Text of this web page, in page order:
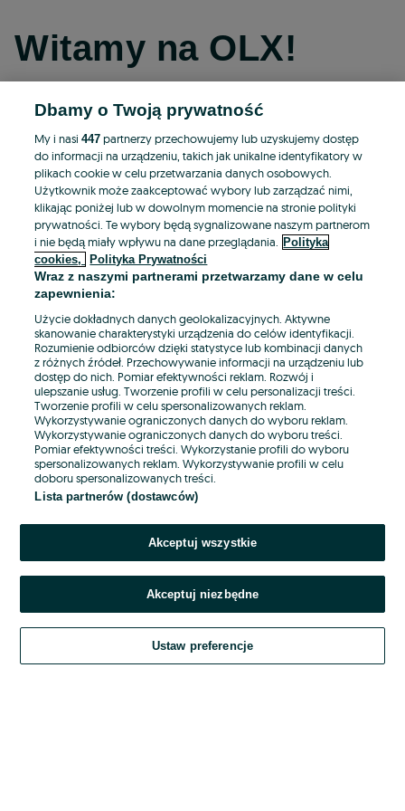
Witamy na OLX!
Kontynuuj przez Facebooka
Kontynuuj przez konto Apple
Kontynuuj przez konto Google
LUB
E-mail
Hasło
Nie pamiętasz hasła?
Zaloguj się
Kontynuując za pośrednictwem jednego z dostawców wskazanych powyżej,
Regulamin serwisu OLX.pl w jego aktualnym brzmieniu.
Dbamy o Twoją prywatność
My i nasi447 partnerzy przechowujemy lub uzyskujemy dostęp
do informacji na urządzeniu, takich jak unikalne identyfikatory w
plikach cookie w celu przetwarzania danych osobowych.
Użytkownik może zaakceptować wybory lub zarządzać nimi,
klikając poniżej lub w dowolnym momencie na stronie polityki
prywatności. Te wybory będą sygnalizowane naszym partnerom
i nie będą miały wpływu na dane przeglądania.
Polityka
cookies,
Polityka Prywatności
Wraz z naszymi partnerami przetwarzamy dane w celu
zapewnienia:
Użycie dokładnych danych geolokalizacyjnych. Aktywne
skanowanie charakterystyki urządzenia do celów identyfikacji.
Rozumienie odbiorców dzięki statystyce lub kombinacji danych
z różnych źródeł. Przechowywanie informacji na urządzeniu lub
dostęp do nich. Pomiar efektywności reklam. Rozwój i
ulepszanie usług. Tworzenie profili w celu personalizacji treści.
Tworzenie profili w celu spersonalizowanych reklam.
Wykorzystywanie ograniczonych danych do wyboru reklam.
Wykorzystywanie ograniczonych danych do wyboru treści.
Pomiar efektywności treści. Wykorzystanie profili do wyboru
spersonalizowanych reklam. Wykorzystywanie profili w celu
doboru spersonalizowanych treści.
Lista partnerów (dostawców)
Akceptuj wszystkie
Akceptuj niezbędne
Ustaw preferencje